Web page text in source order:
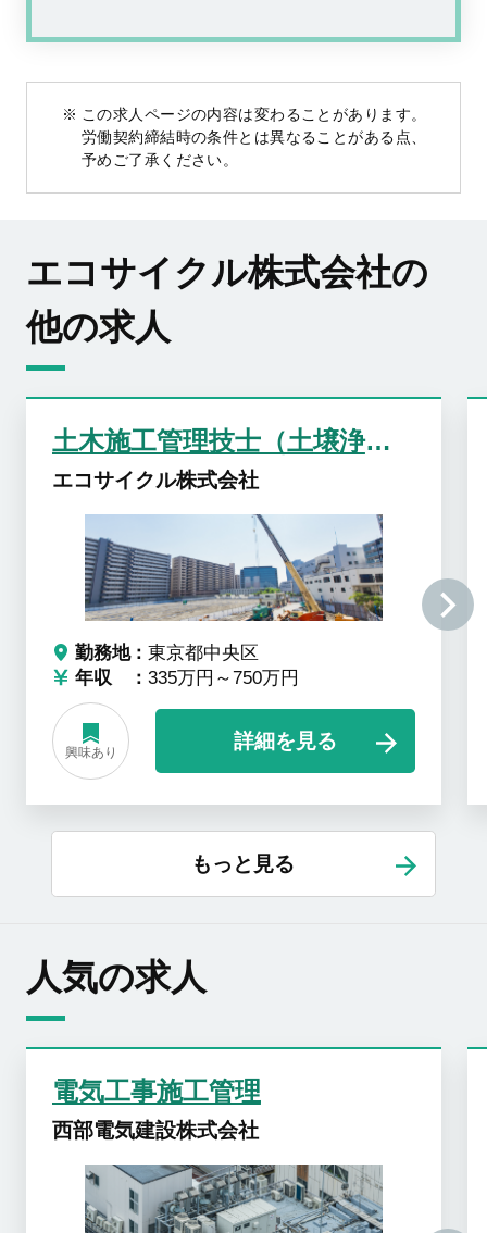
この求人ページの内容は変わることがあります。
労働契約締結時の条件とは異なることがある点、
予めご了承ください。
エコサイクル株式会社の
他の求人
土木施工管理技士（土壌浄化事業）
エコサイクル株式会社
勤務地
東京都中央区
年収
335万円～750万円
興味あり
詳細を見る
もっと見る
人気の求人
電気工事施工管理
西部電気建設株式会社